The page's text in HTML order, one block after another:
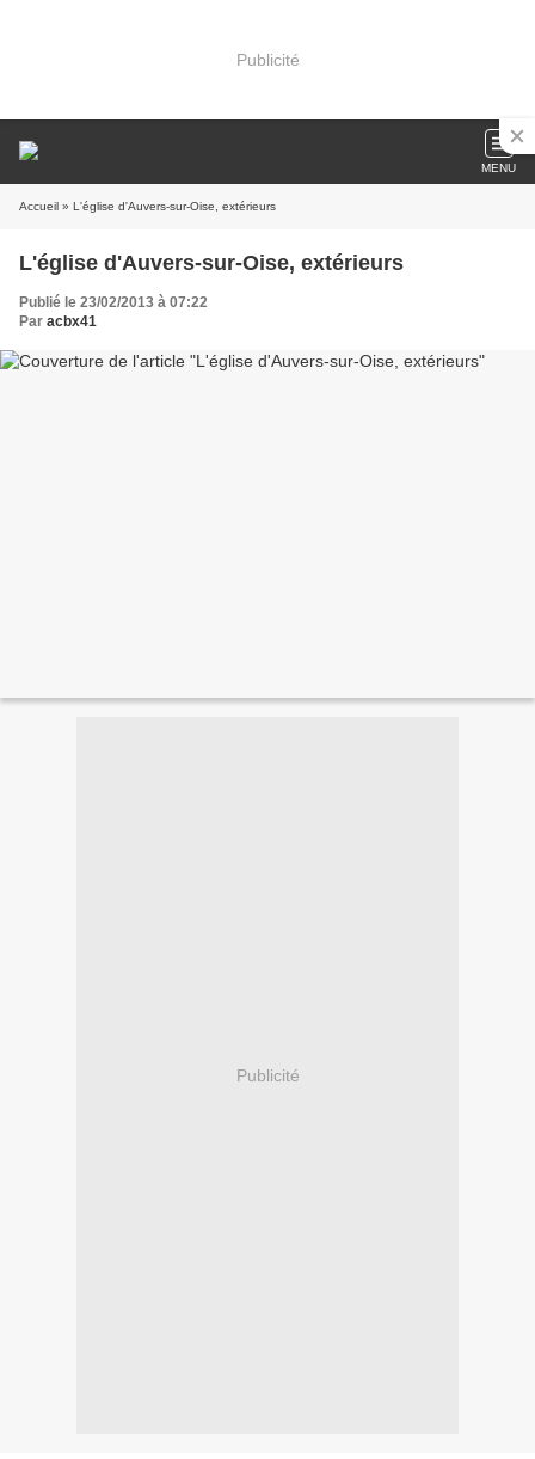
Publicité
MENU
Accueil » L'église d'Auvers-sur-Oise, extérieurs
L'église d'Auvers-sur-Oise, extérieurs
Publié le 23/02/2013 à 07:22
Par acbx41
Publicité